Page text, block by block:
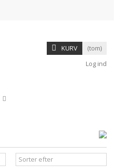
KURV
(tom)
Log ind